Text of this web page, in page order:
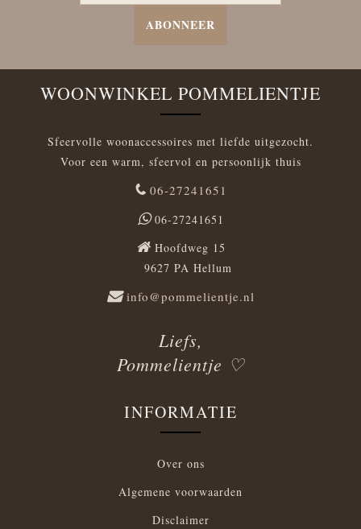
ABONNEER
WOONWINKEL POMMELIENTJE
Sfeervolle woonaccessoires met liefde uitgezocht.
Voor een warm, sfeervol en persoonlijk thuis
06-27241651
06-27241651
Hoofdweg 15
9627 PA Hellum
info@pommelientje.nl
Liefs,
Pommelientje ♡
INFORMATIE
Over ons
Algemene voorwaarden
Disclaimer